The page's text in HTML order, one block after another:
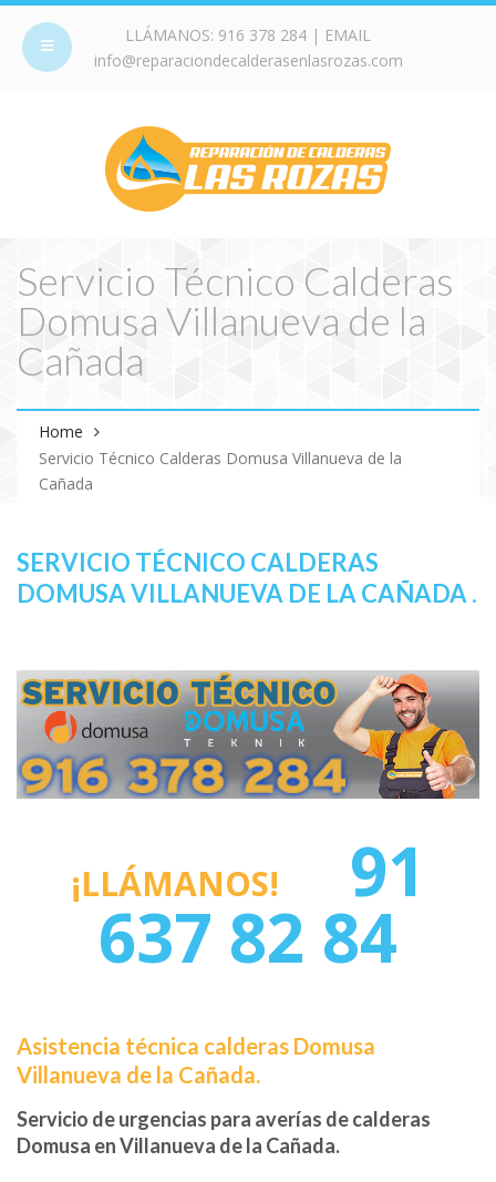
LLÁMANOS: 916 378 284 | EMAIL
info@reparaciondecalderasenlasrozas.com
Servicio Técnico Calderas
Domusa Villanueva de la
Cañada
Home
Servicio Técnico Calderas Domusa Villanueva de la
Cañada
SERVICIO TÉCNICO CALDERAS
DOMUSA VILLANUEVA DE LA CAÑADA .
¡LLÁMANOS! 91
637 82 84
Asistencia técnica calderas Domusa
Villanueva de la Cañada.
Servicio de urgencias para averías de calderas
Domusa en Villanueva de la Cañada.